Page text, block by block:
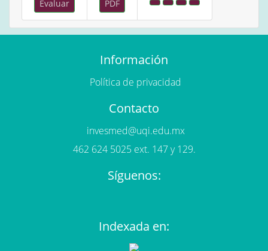
Evaluar PDF
Información
Política de privacidad
Contacto
invesmed@uqi.edu.mx
462 624 5025 ext. 147 y 129.
Síguenos:
Indexada en: